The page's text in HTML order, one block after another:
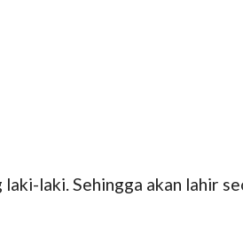
laki. Sehingga akan lahir